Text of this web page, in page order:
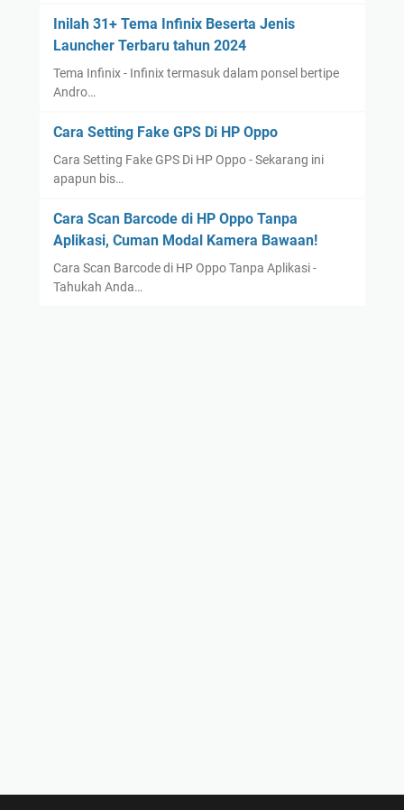
Inilah 31+ Tema Infinix Beserta Jenis
Launcher Terbaru tahun 2024
Tema Infinix - Infinix termasuk dalam ponsel bertipe
Andro…
Cara Setting Fake GPS Di HP Oppo
Cara Setting Fake GPS Di HP Oppo - Sekarang ini
apapun bis…
Cara Scan Barcode di HP Oppo Tanpa
Aplikasi, Cuman Modal Kamera Bawaan!
Cara Scan Barcode di HP Oppo Tanpa Aplikasi -
Tahukah Anda…